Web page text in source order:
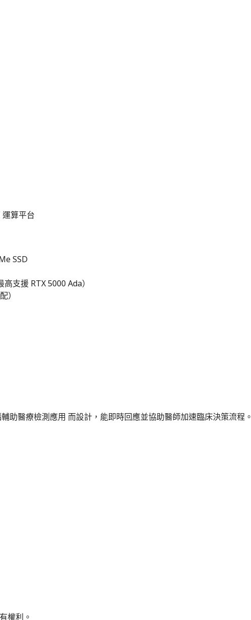
算平台
SSD
支援 RTX 5000 Ada）
）
助醫療檢測應用 而設計，能即時回應並協助醫師加速臨床決策流程。
權利。